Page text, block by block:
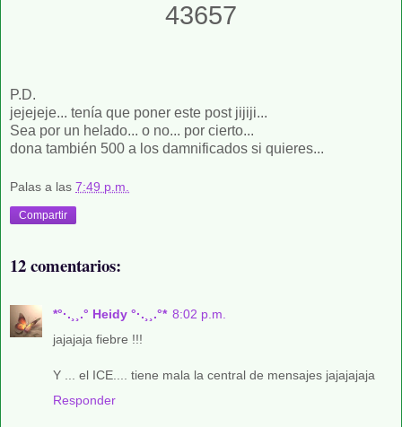
43657
P.D.
jejejeje... tenía que poner este post jijiji...
Sea por un helado... o no... por cierto...
dona también 500 a los damnificados si quieres...
Palas a las 7:49 p.m.
Compartir
12 comentarios:
*°·.¸¸.° Heidy °·.¸¸.°* 8:02 p.m.
jajajaja fiebre !!!
Y ... el ICE.... tiene mala la central de mensajes jajajajaja
Responder